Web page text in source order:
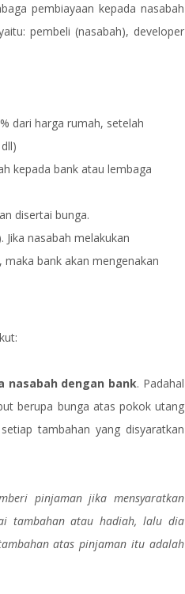
pembiayaan kepada nasabah
pembeli (nasabah), developer
dari harga rumah, setelah
kepada bank atau lembaga
disertai bunga.
nasabah melakukan
bank akan mengenakan
nasabah dengan bank. Padahal
berupa bunga atas pokok utang
tambahan yang disyaratkan
pinjaman jika mensyaratkan
tambahan atau hadiah, lalu dia
atas pinjaman itu adalah